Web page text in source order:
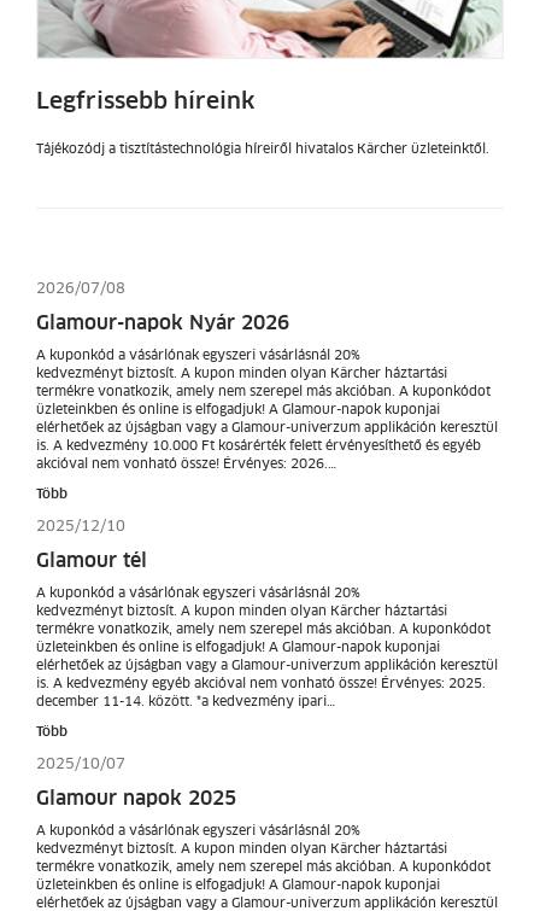
Legfrissebb híreink
Tájékozódj a tisztítástechnológia híreiről hivatalos Kärcher üzleteinktől.
2026/07/08
Glamour-napok Nyár 2026
A kuponkód a vásárlónak egyszeri vásárlásnál 20%
kedvezményt biztosít. A kupon minden olyan Kärcher háztartási
termékre vonatkozik, amely nem szerepel más akcióban. A kuponkódot
üzleteinkben és online is elfogadjuk! A Glamour-napok kuponjai
elérhetőek az újságban vagy a Glamour-univerzum applikáción keresztül
is. A kedvezmény 10.000 Ft kosárérték felett érvényesíthető és egyéb
akcióval nem vonható össze! Érvényes: 2026.…
Több
2025/12/10
Glamour tél
A kuponkód a vásárlónak egyszeri vásárlásnál 20%
kedvezményt biztosít. A kupon minden olyan Kärcher háztartási
termékre vonatkozik, amely nem szerepel más akcióban. A kuponkódot
üzleteinkben és online is elfogadjuk! A Glamour-napok kuponjai
elérhetőek az újságban vagy a Glamour-univerzum applikáción keresztül
is. A kedvezmény egyéb akcióval nem vonható össze! Érvényes: 2025.
december 11-14. között. *a kedvezmény ipari…
Több
2025/10/07
Glamour napok 2025
A kuponkód a vásárlónak egyszeri vásárlásnál 20%
kedvezményt biztosít. A kupon minden olyan Kärcher háztartási
termékre vonatkozik, amely nem szerepel más akcióban. A kuponkódot
üzleteinkben és online is elfogadjuk! A Glamour-napok kuponjai
elérhetőek az újságban vagy a Glamour-univerzum applikáción keresztül